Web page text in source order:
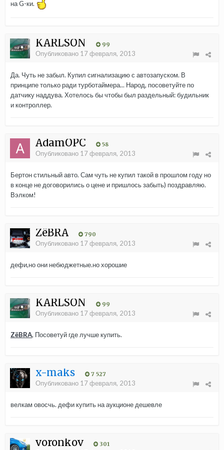
на G-ки.
KARLSON 99
Опубликовано 17 февраля, 2013
Да. Чуть не забыл. Купил сигнализацию с автозапуском. В
принципе только ради турботаймера... Народ, посоветуйте по
датчику наддува. Хотелось бы чтобы был раздельный: будильник
и контроллер.
AdamOPC 58
Опубликовано 17 февраля, 2013
Бертон стильный авто. Сам чуть не купил такой в прошлом году но
в конце не договорились о цене и пришлось забыть) поздравляю.
Вэлком!
ZёBRA 790
Опубликовано 17 февраля, 2013
дефи,но они небюджетные.но хорошие
KARLSON 99
Опубликовано 17 февраля, 2013
ZёBRA, Посоветуй где лучше купить.
x-maks 7 527
Опубликовано 17 февраля, 2013
велкам овосчь. дефи купить на аукционе дешевле
voronkov 301